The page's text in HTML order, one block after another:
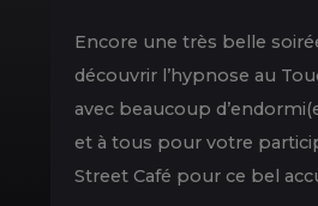
Encore une très belle
découvrir l’hypnose au
avec beaucoup
et à tous pour votre
Street Café pour ce bel